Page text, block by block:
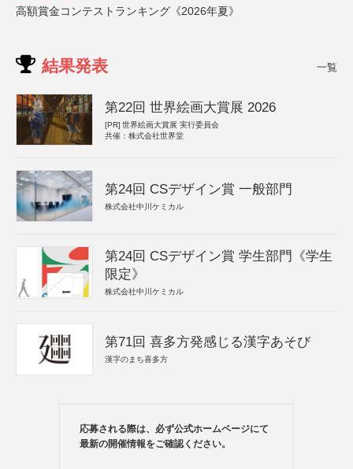
高額賞金コンテストランキング《2026年夏》
結果発表 一覧
第22回 世界絵画大賞展 2026
[PR] 世界絵画大賞展 実行委員会
共催：株式会社世界堂
第24回 CSデザイン賞 一般部門
株式会社中川ケミカル
第24回 CSデザイン賞 学生部門《学生
限定》
株式会社中川ケミカル
第71回 喜多方発感じる漢字あそび
漢字のまち喜多方
応募される際は、必ず公式ホームページにて
最新の開催情報をご確認ください。